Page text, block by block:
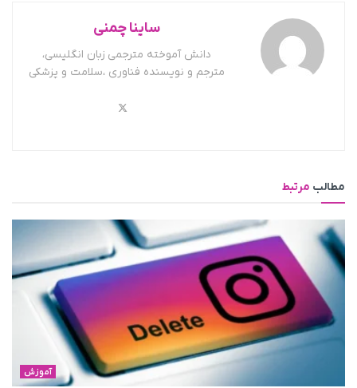
ساینا چمنی
دانش آموخته مترجمی زبان انگلیسی،
مترجم و نویسنده فناوری ،سلامت و پزشکی
مطالب مرتبط
آموزش